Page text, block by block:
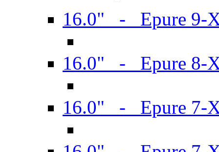
16.0" - Epure 9-
16.0" - Epure 8-
16.0" - Epure 7-